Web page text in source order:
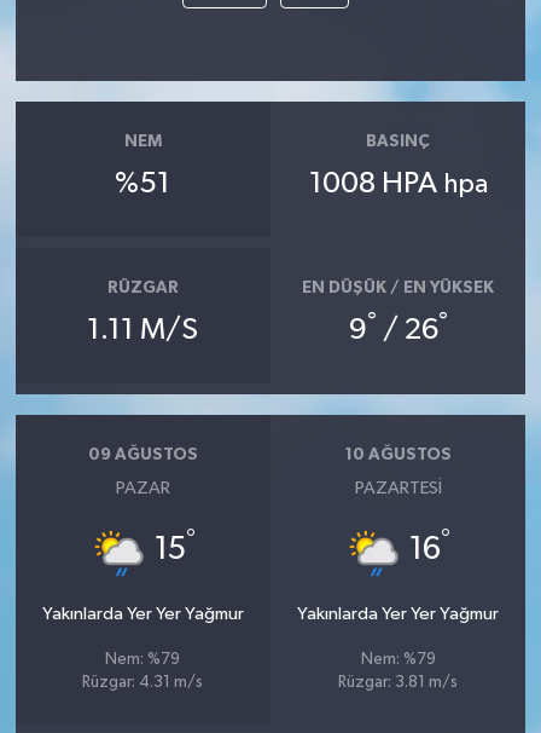
NEM
%51
BASINÇ
1008 HPA hpa
RÜZGAR
1.11 M/S
EN DÜŞÜK / EN YÜKSEK
9° / 26°
09 AĞUSTOS
PAZAR
15°
Yakınlarda Yer Yer Yağmur
Nem: %79
Rüzgar: 4.31 m/s
10 AĞUSTOS
PAZARTESI
16°
Yakınlarda Yer Yer Yağmur
Nem: %79
Rüzgar: 3.81 m/s